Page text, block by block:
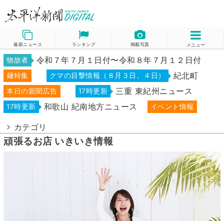
最新ニュース ランキング 掲載写真 メニュー
物故者 令和７年７月１日付〜令和８年７月１２日付
麺特集 クマの目撃情報（８月３日、４日） 紀北町
本日の新聞広告 17時更新 三重 東紀州ニュース
17時更新 和歌山 紀南地方ニュース イベント情報
カテゴリ
頑張るお店 いきいき情報